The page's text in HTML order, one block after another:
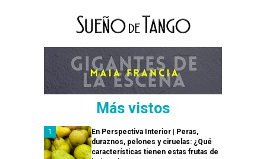
Más vistos
En Perspectiva Interior | Peras,
duraznos, pelones y ciruelas: ¿Qué
características tienen estas frutas de